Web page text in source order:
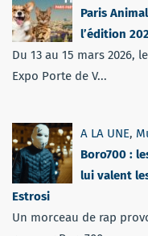
Paris
l’édition
Du 13 au 15 mars 2026,
Expo Porte de V...
A LA UNE,
Boro700 :
lui valent
Estrosi
Un morceau de rap